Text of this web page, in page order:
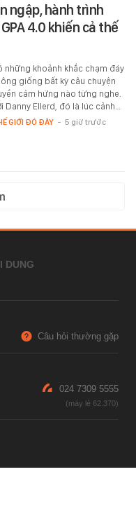
ngập, hành trình
4.0 khiến cả thế
những khoảnh khắc chạm đáy
giống bất kỳ câu chuyện
cảm hứng nào từng nghe.
Danny Ellerd, đó là lúc cảnh…
GIỚI ĐÓ ĐÂY - 5 giờ trước
DUNG
Câu hỏi thường gặp
024 7309 5555